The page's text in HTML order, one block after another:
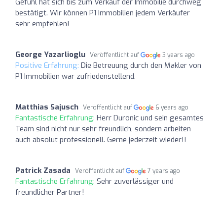
bestätigt. Wir können P1 Immobilien jedem Verkäufer
sehr empfehlen!
George Yazarlioglu Veröffentlicht auf 3 years ago
Positive Erfahrung: Die Betreuung durch den Makler von
P1 Immobilien war zufriedenstellend.
Matthias Sajusch Veröffentlicht auf 6 years ago
Fantastische Erfahrung: Herr Duronic und sein gesamtes
Team sind nicht nur sehr freundlich, sondern arbeiten
auch absolut professionell. Gerne jederzeit wieder!!
Patrick Zasada Veröffentlicht auf 7 years ago
Fantastische Erfahrung: Sehr zuverlässiger und
freundlicher Partner!